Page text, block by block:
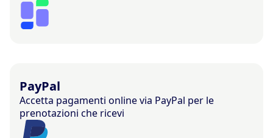
PayPal
Accetta pagamenti online via PayPal per le
prenotazioni che ricevi